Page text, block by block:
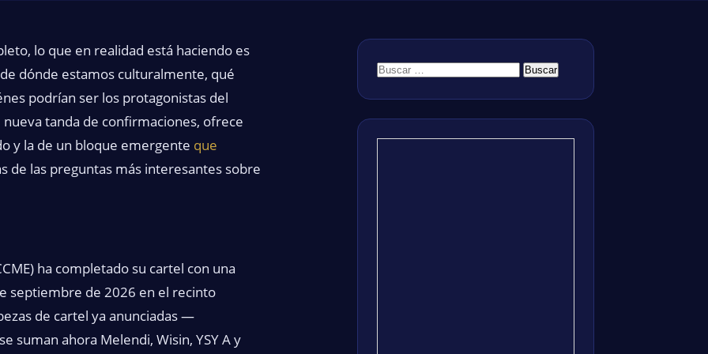
lo que en realidad está haciendo es
dónde estamos culturalmente, qué
podrían ser los protagonistas del
nueva tanda de confirmaciones, ofrece
y la de un bloque emergente que
de las preguntas más interesantes sobre
ha completado su cartel con una
septiembre de 2026 en el recinto
de cartel ya anunciadas —
suman ahora Melendi, Wisin, YSY A y
Buscar: